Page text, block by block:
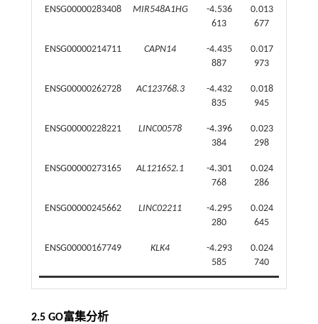
ENSG00000283408 MIR548A1HG
-4.536
613
0.013
677
ENSG00000214711 CAPN14
-4.435
887
0.017
973
ENSG00000262728 AC123768.3
-4.432
835
0.018
945
ENSG00000228221 LINC00578
-4.396
384
0.023
298
ENSG00000273165 AL121652.1
-4.301
768
0.024
286
ENSG00000245662 LINC02211
-4.295
280
0.024
645
ENSG00000167749 KLK4
-4.293
585
0.024
740
2.5 GO富集分析